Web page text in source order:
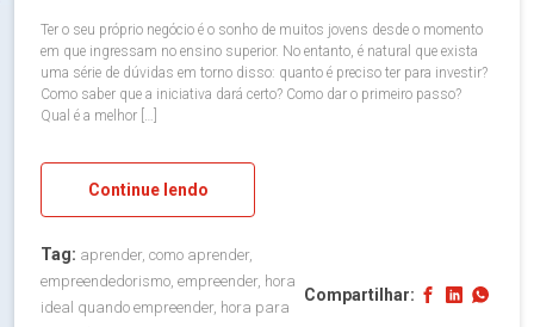
Ter o seu próprio negócio é o sonho de muitos jovens desde o momento
em que ingressam no ensino superior. No entanto, é natural que exista
uma série de dúvidas em torno disso: quanto é preciso ter para investir?
Como saber que a iniciativa dará certo? Como dar o primeiro passo?
Qual é a melhor […]
Continue lendo
Tag: aprender, como aprender,
empreendedorismo, empreender, hora
ideal quando empreender, hora para
Compartilhar: